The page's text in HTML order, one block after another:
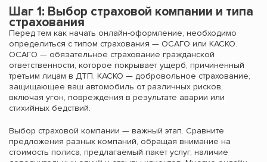
Шаг 1: Выбор страховой компании и типа
страхования
Перед тем как начать онлайн-оформление, необходимо
определиться с типом страхования — ОСАГО или КАСКО.
ОСАГО — обязательное страхование гражданской
ответственности, которое покрывает ущерб, причиненный
третьим лицам в ДТП. КАСКО — добровольное страхование,
защищающее ваш автомобиль от различных рисков,
включая угон, повреждения в результате аварии или
стихийных бедствий.
Выбор страховой компании — важный этап. Сравните
предложения разных компаний, обращая внимание на
стоимость полиса, предлагаемый пакет услуг, наличие